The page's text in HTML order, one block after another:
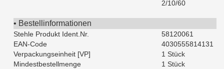
2/10/60
• Bestellinformationen
Stehle Produkt Ident.Nr.
58120061
EAN-Code
4030555814131
Verpackungseinheit [VP]
1 Stück
Mindestbestellmenge
1 Stück